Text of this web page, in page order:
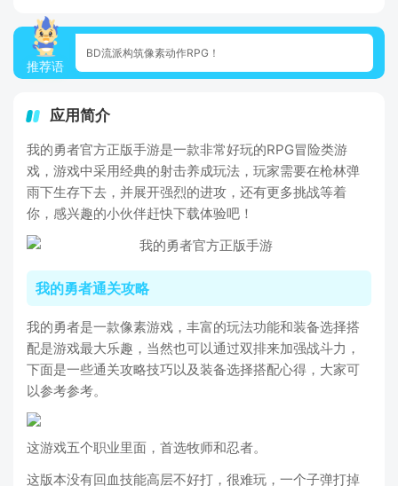
推荐语
BD流派构筑像素动作RPG！
应用简介
我的勇者官方正版手游是一款非常好玩的RPG冒险类游
戏，游戏中采用经典的射击养成玩法，玩家需要在枪林弹
雨下生存下去，并展开强烈的进攻，还有更多挑战等着
你，感兴趣的小伙伴赶快下载体验吧！
我的勇者通关攻略
我的勇者是一款像素游戏，丰富的玩法功能和装备选择搭
配是游戏最大乐趣，当然也可以通过双排来加强战斗力，
下面是一些通关攻略技巧以及装备选择搭配心得，大家可
以参考参考。
这游戏五个职业里面，首选牧师和忍者。
这版本没有回血技能高层不好打，很难玩，一个子弹打掉